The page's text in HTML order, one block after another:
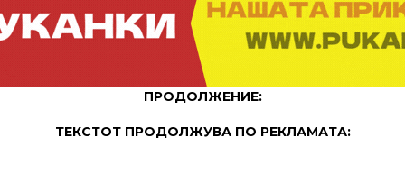
ПРОДОЛЖЕНИЕ:
ТЕКСТОТ ПРОДОЛЖУВА ПО РЕКЛАМАТА: